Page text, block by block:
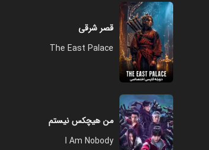
قصر شرقی
The East Palace
من هیچکس نیستم
I Am Nobody